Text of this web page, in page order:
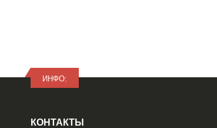
ИНФО:
КОНТАКТЫ